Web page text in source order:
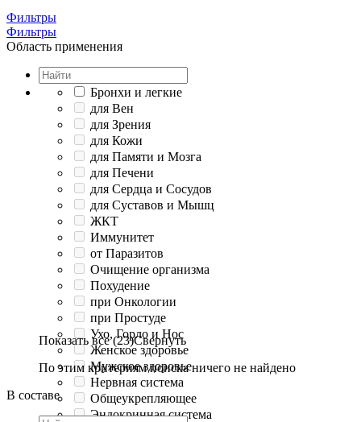
Фильтры
Фильтры
Область применения
Бронхи и легкие
для Вен
для Зрения
для Кожи
для Памяти и Мозга
для Печени
для Сердца и Сосудов
для Суставов и Мышц
ЖКТ
Иммунитет
от Паразитов
Очищение организма
Похудение
при Онкологии
при Простуде
Ухо, Горло и Нос
Женское здоровье
Мужское здоровье
Нервная система
Общеукрепляющее
Эндокринная система
Показать все (23)Свернуть
По этим критериям поиска ничего не найдено
В составе